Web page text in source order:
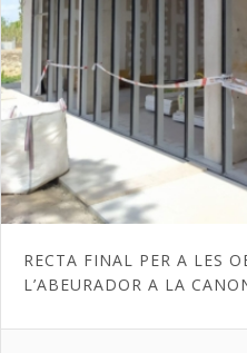
RECTA FINAL PER A LES
L’ABEURADOR A LA